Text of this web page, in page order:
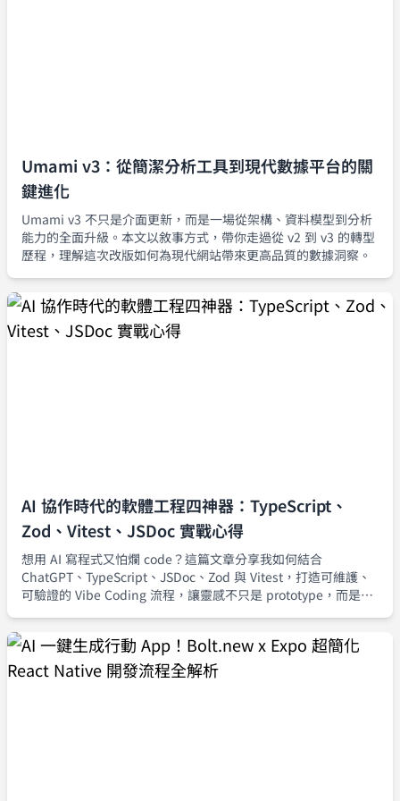
Umami v3：從簡潔分析工具到現代數據平台的關
鍵進化
Umami v3 不只是介面更新，而是一場從架構、資料模型到分析
能力的全面升級。本文以敘事方式，帶你走過從 v2 到 v3 的轉型
歷程，理解這次改版如何為現代網站帶來更高品質的數據洞察。
AI 協作時代的軟體工程四神器：TypeScript、
Zod、Vitest、JSDoc 實戰心得
想用 AI 寫程式又怕爛 code？這篇文章分享我如何結合
ChatGPT、TypeScript、JSDoc、Zod 與 Vitest，打造可維護、
可驗證的 Vibe Coding 流程，讓靈感不只是 prototype，而是真